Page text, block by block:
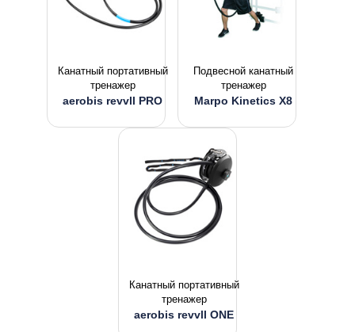
Канатный портативный
тренажер
aerobis revvll PRO
Подвесной канатный
тренажер
Marpo Kinetics X8
Канатный портативный
тренажер
aerobis revvll ONE